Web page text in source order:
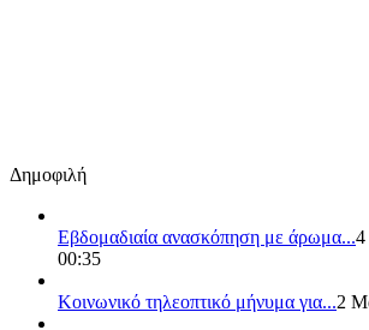
Δημοφιλή
Εβδομαδιαία ανασκόπηση με άρωμα...4
00:35
Κοινωνικό τηλεοπτικό μήνυμα για...2